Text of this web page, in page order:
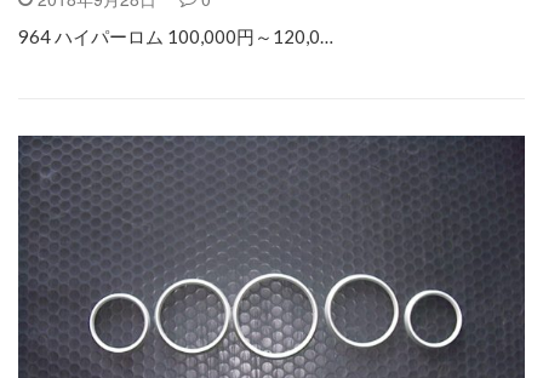
964 ハイパーロム 100,000円～120,0…